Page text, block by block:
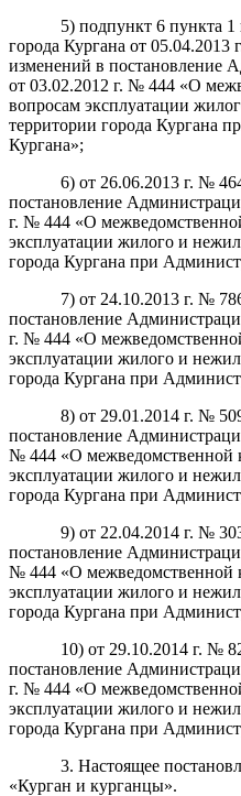
5) подпункт 6 пункта
города Кургана от
изменений в постановление
от 03.02.2012 г. № 444 «О
вопросам эксплуатации
территории города Кургана
Кургана»;
6) от 26.06.2013 г. №
постановление
г. № 444 «О
эксплуатации жилого и
города Кургана при
7) от 24.10.2013 г. №
постановление
г. № 444 «О
эксплуатации жилого и
города Кургана при
8) от 29.01.2014 г. №
постановление
№ 444 «О межведомственной
эксплуатации жилого и
города Кургана при
9) от 22.04.2014 г. №
постановление
№ 444 «О межведомственной
эксплуатации жилого и
города Кургана при
10) от 29.10.2014 г. №
постановление
г. № 444 «О
эксплуатации жилого и
города Кургана при
3.Настоящее
«Курган и курганцы».